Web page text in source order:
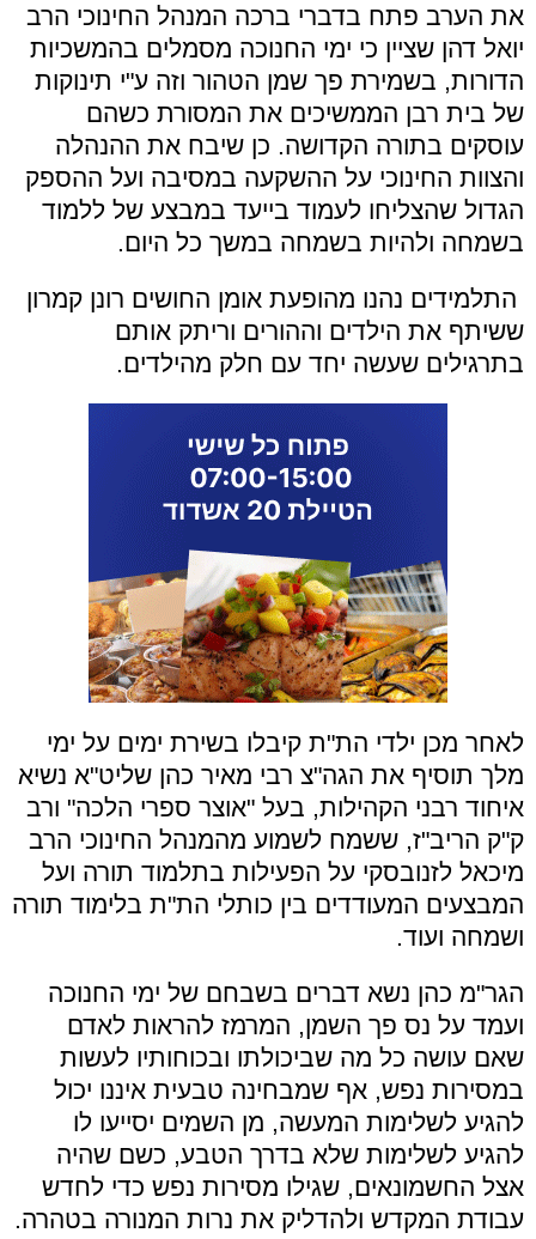
את הערב פתח בדברי ברכה המנהל החינוכי הרב
יואל דהן שציין כי ימי החנוכה מסמלים בהמשכיות
הדורות, בשמירת פך שמן הטהור וזה ע"י תינוקות
של בית רבן הממשיכים את המסורת כשהם
עוסקים בתורה הקדושה. כן שיבח את ההנהלה
והצוות החינוכי על ההשקעה במסיבה ועל ההספק
הגדול שהצליחו לעמוד בייעד במבצע של ללמוד
בשמחה ולהיות בשמחה במשך כל היום.
התלמידים נהנו מהופעת אומן החושים רונן קמרון
ששיתף את הילדים וההורים וריתק אותם
בתרגילים שעשה יחד עם חלק מהילדים.
לאחר מכן ילדי הת"ת קיבלו בשירת ימים על ימי
מלך תוסיף את הגה"צ רבי מאיר כהן שליט"א נשיא
איחוד רבני הקהילות, בעל "אוצר ספרי הלכה" ורב
ק"ק הריב"ז, ששמח לשמוע מהמנהל החינוכי הרב
מיכאל לזנובסקי על הפעילות בתלמוד תורה ועל
המבצעים המעודדים בין כותלי הת"ת בלימוד תורה
ושמחה ועוד.
הגר"מ כהן נשא דברים בשבחם של ימי החנוכה
ועמד על נס פך השמן, המרמז להראות לאדם
שאם עושה כל מה שביכולתו ובכוחותיו לעשות
במסירות נפש, אף שמבחינה טבעית איננו יכול
להגיע לשלימות המעשה, מן השמים יסייעו לו
להגיע לשלימות שלא בדרך הטבע, כשם שהיה
אצל החשמונאים, שגילו מסירות נפש כדי לחדש
עבודת המקדש ולהדליק את נרות המנורה בטהרה.